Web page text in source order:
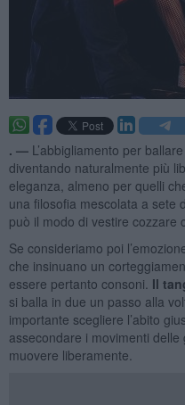
. — L’abbigliamento per
diventando naturalmente più
eleganza, almeno per quelli
una filosofia mescolata a sete
può il modo di vestire cozzare
Se consideriamo poi
che insinuano un
essere pertanto consoni. Il
si balla in due un passo alla
importante scegliere l’abito
assecondare i movimenti delle
muovere liberamente.